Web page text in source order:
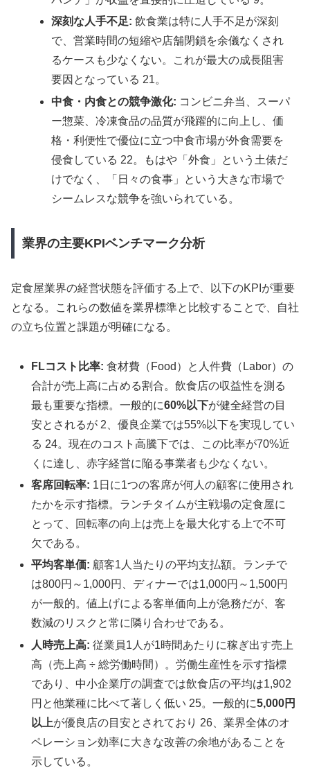
深刻な人手不足: 飲食業は特に人手不足が深刻
で、営業時間の短縮や店舗閉鎖を余儀なくされ
るケースも少なくない。これが最大の成長阻害
要因となっている 21。
中食・内食との競争激化: コンビニ弁当、スーパ
ー惣菜、冷凍食品の品質が飛躍的に向上し、価
格・利便性で優位に立つ中食市場が外食需要を
侵食している 22。もはや「外食」という土俵だ
けでなく、「日々の食事」という大きな市場で
シームレスな競争を強いられている。
業界の主要KPIベンチマーク分析
定食屋業界の経営状態を評価する上で、以下のKPIが重要
となる。これらの数値を業界標準と比較することで、自社
の立ち位置と課題が明確になる。
FLコスト比率: 食材費（Food）と人件費（Labor）の
合計が売上高に占める割合。飲食店の収益性を測る
最も重要な指標。一般的に60%以下が健全経営の目
安とされるが 2、優良企業では55%以下を実現してい
る 24。現在のコスト高騰下では、この比率が70%近
くに達し、赤字経営に陥る事業者も少なくない。
客席回転率: 1日に1つの客席が何人の顧客に使用され
たかを示す指標。ランチタイムが主戦場の定食屋に
とって、回転率の向上は売上を最大化する上で不可
欠である。
平均客単価: 顧客1人当たりの平均支払額。ランチで
は800円～1,000円、ディナーでは1,000円～1,500円
が一般的。値上げによる客単価向上が急務だが、客
数減のリスクと常に隣り合わせである。
人時売上高: 従業員1人が1時間あたりに稼ぎ出す売上
高（売上高 ÷ 総労働時間）。労働生産性を示す指標
であり、中小企業庁の調査では飲食店の平均は1,902
円と他業種に比べて著しく低い 25。一般的に5,000円
以上が優良店の目安とされており 26、業界全体のオ
ペレーション効率に大きな改善の余地があることを
示している。